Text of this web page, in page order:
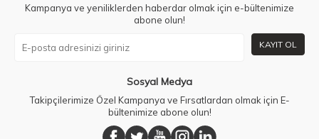
Kampanya ve yeniliklerden haberdar olmak için e-bültenimize
abone olun!
KAYIT OL
Sosyal Medya
Takipçilerimize Özel Kampanya ve Fırsatlardan olmak için E-
bültenimize abone olun!